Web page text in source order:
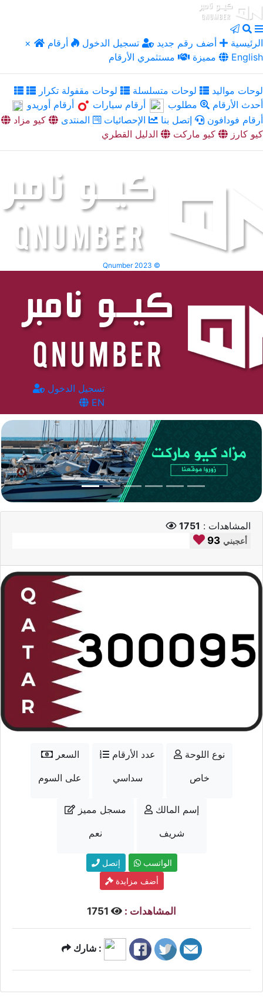
× الرئيسية أضف رقم جديد تسجيل الدخول
أرقام
مميزة
مستثمري الأرقام English
لوحات مواليد لوحات متسلسلة
لوحات مقفولة تكرار
أحدث الأرقام
مطلوب أرقام سيارات
أرقام أوريدو
أرقام فودافون
إتصل بنا الإحصائيات المنتدى
كيو مزاد
كيو كارز
كيو ماركت الدليل القطري
Qnumber 2023 ©
تسجيل الدخول
EN